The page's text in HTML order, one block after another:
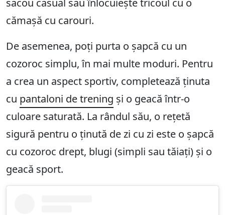
sacou casual sau înlocuiește tricoul cu o
cămașă cu carouri.
De asemenea, poți purta o șapcă cu un
cozoroc simplu, în mai multe moduri. Pentru
a crea un aspect sportiv, completează ținuta
cu pantaloni de trening și o geacă într-o
culoare saturată. La rândul său, o rețetă
sigură pentru o ținută de zi cu zi este o șapcă
cu cozoroc drept, blugi (simpli sau tăiați) și o
geacă sport.